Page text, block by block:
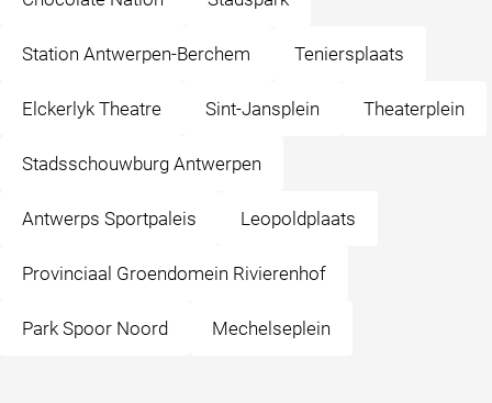
Station Antwerpen-Berchem Teniersplaats
Elckerlyk Theatre Sint-Jansplein Theaterplein
Stadsschouwburg Antwerpen
Antwerps Sportpaleis Leopoldplaats
Provinciaal Groendomein Rivierenhof
Park Spoor Noord Mechelseplein